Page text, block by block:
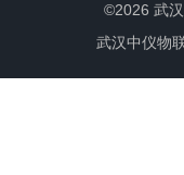
©2026 武
武汉中仪物